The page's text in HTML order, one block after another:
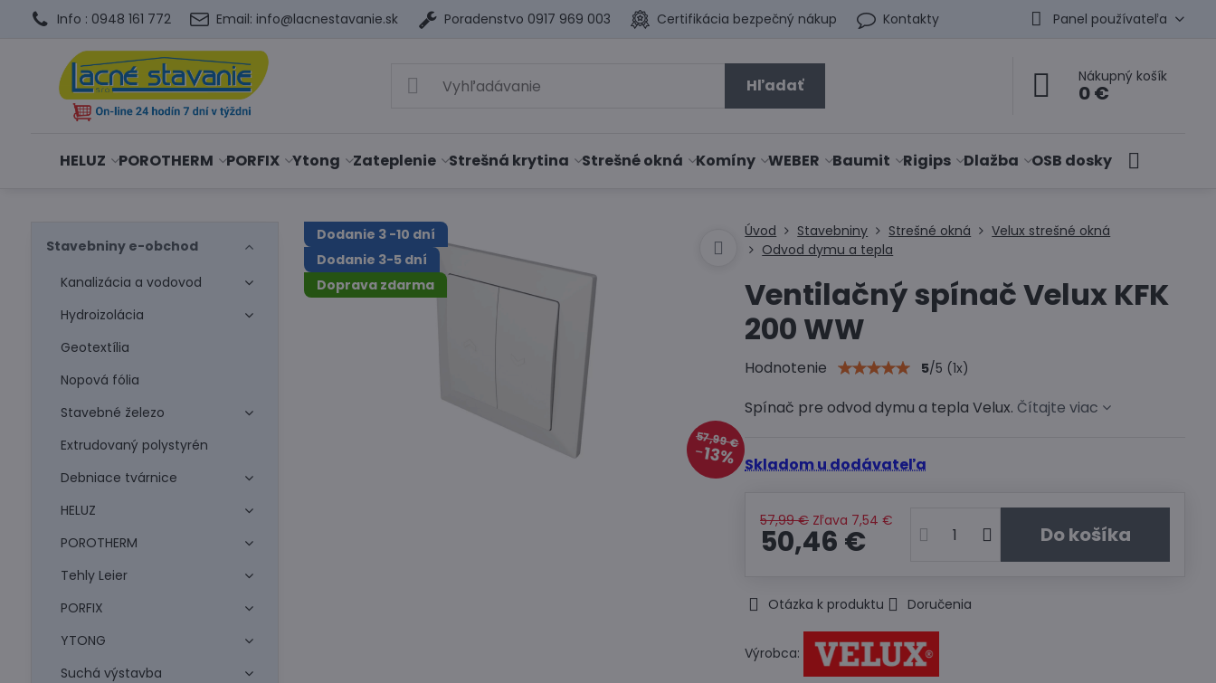
Info : 0948 161 772 Email: info@lacnestavanie.sk Poradenstvo 0917 969 003 Certifikácia bezpečný nákup Kontakty Panel používateľa
Hľadať Nákupný košík
0 €
HELUZ POROTHERM PORFIX Ytong Zateplenie Strešná krytina Strešné okná Komíny WEBER Baumit Rigips Dlažba OSB dosky
Dodanie 3 -10 dní
Dodanie 3-5 dní
Doprava zdarma
57,99 €
13%
Úvod Stavebniny Strešné okná
Velux strešné okná
Odvod dymu a tepla
Ventilačný spínač Velux KFK
200 WW
Hodnotenie 5/5 (1x)
Spínač pre odvod dymu a tepla Velux.Čítajte viac
Skladom u dodávateľa
57,99 € Zľava 7,54 €
50,46 € Do košíka
Otázka k produktu Doručenia
Výrobca:
Stavebniny e-obchod
Kanalizácia a vodovod
Hydroizolácia
Geotextília
Nopová fólia
Stavebné železo
Extrudovaný polystyrén
Debniace tvárnice
HELUZ
POROTHERM
Tehly Leier
PORFIX
YTONG
Suchá výstavba